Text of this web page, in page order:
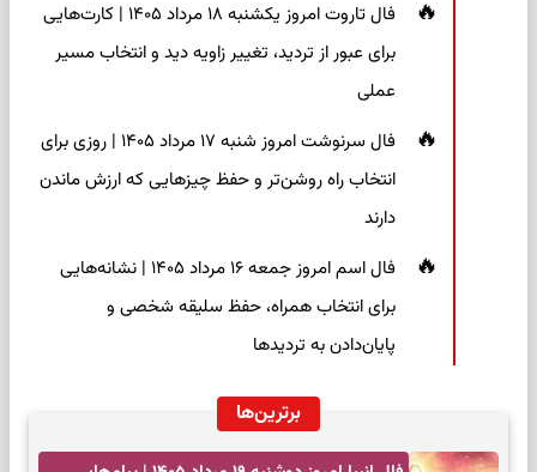
فال تاروت امروز یکشنبه ۱۸ مرداد ۱۴۰۵ | کارت‌هایی
برای عبور از تردید، تغییر زاویه دید و انتخاب مسیر
عملی
فال سرنوشت امروز شنبه ۱۷ مرداد ۱۴۰۵ | روزی برای
انتخاب راه روشن‌تر و حفظ چیزهایی که ارزش ماندن
دارند
فال اسم امروز جمعه ۱۶ مرداد ۱۴۰۵ | نشانه‌هایی
برای انتخاب همراه، حفظ سلیقه شخصی و
پایان‌دادن به تردیدها
برترین‌ها